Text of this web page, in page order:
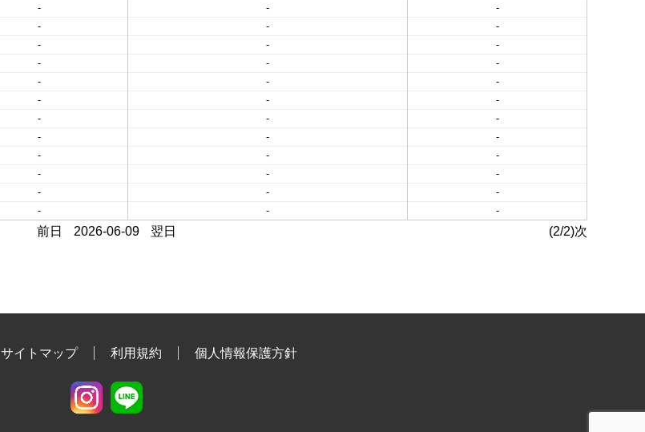
- -
-
- -
-
- -
-
- -
-
- -
-
- -
-
- -
-
- -
-
- -
-
- -
-
- -
-
- - -
前日 2026-06-09 翌日 (2/2)次
サイトマップ 利用規約 個人情報保護方針